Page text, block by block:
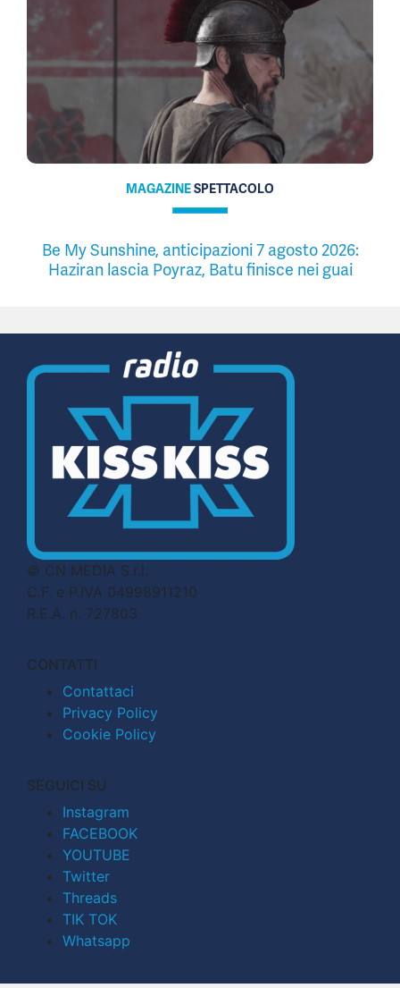
MAGAZINESPETTACOLO
Be My Sunshine, anticipazioni 7 agosto 2026:
Haziran lascia Poyraz, Batu finisce nei guai
© CN MEDIA S.r.l.
C.F. e P.IVA 04998911210
R.E.A. n. 727803
CONTATTI
Contattaci
Privacy Policy
Cookie Policy
SEGUICI SU
Instagram
FACEBOOK
YOUTUBE
Twitter
Threads
TIK TOK
Whatsapp